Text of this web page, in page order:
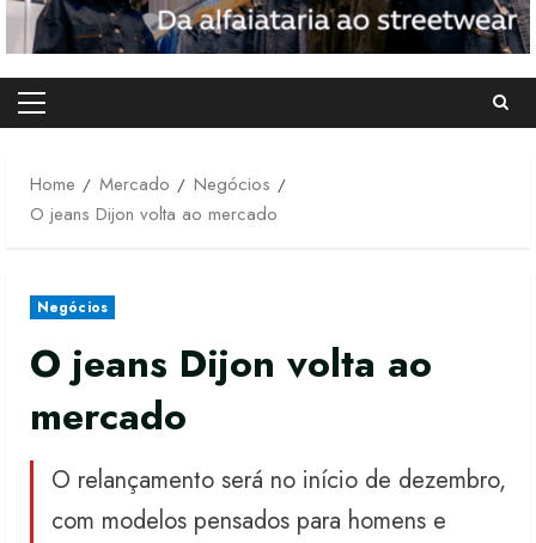
Primary
Home
Mercado
Negócios
O jeans Dijon volta ao mercado
Negócios
O jeans Dijon volta ao
mercado
O relançamento será no início de dezembro,
com modelos pensados para homens e